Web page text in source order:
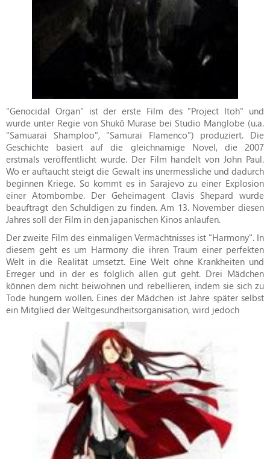
"Genocidal Organ" ist der erste Film des "Project Itoh" und
wurde unter Regie von Shukō Murase bei Studio Manglobe (u.a.
"Samuarai Shamploo", "Samurai Flamenco") produziert. Die
Geschichte basiert auf die gleichnamige Novel, die 2007
erstmals veröffentlicht wurde. Der Film handelt von John Paul.
Wo er auftaucht steigt die Gewalt ins unermessliche und dadurch
beginnen Kriege. So kommt es in Sarajevo zu einer Explosion
einer Atombombe. Der Geheimagent Clavis Shepard wurde
beauftragt den Schuldigen zu finden. Am 13. November diesen
Jahres soll der Film in den japanischen Kinos anlaufen.
Der zweite Film des einmaligen Vermächtnisses ist "Harmony". In
diesem geht es um Harmony die ihren Traum einer perfekten
Welt in die Realität umsetzt. Eine Welt ohne Krankheiten und
Erreger und in der es folglich allen gut geht. Drei Mädchen
können dem nicht beiwohnen und rebellieren, indem sie sich zu
Tode hungern wollen. Eines der Mädchen ist Jahre später selbst
ein Mitglied der Weltgesundheitsorganisation, wird jedoch